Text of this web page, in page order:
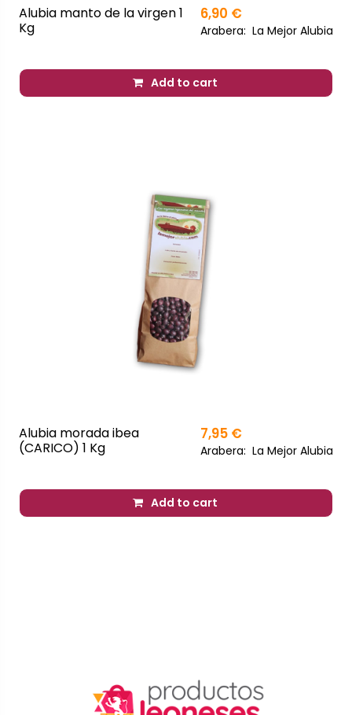
Alubia manto de la virgen 1
Kg
6,90 €
Arabera: La Mejor Alubia
Add to cart
Alubia morada ibea
(CARICO) 1 Kg
7,95 €
Arabera: La Mejor Alubia
Add to cart